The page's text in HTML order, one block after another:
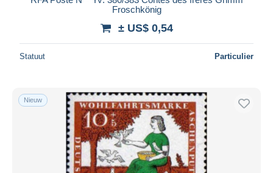
Froschkönig
± US$ 0,54
Statuut Particulier
Nieuw